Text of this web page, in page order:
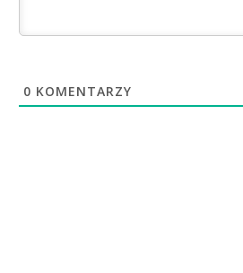
0 KOMENTARZY